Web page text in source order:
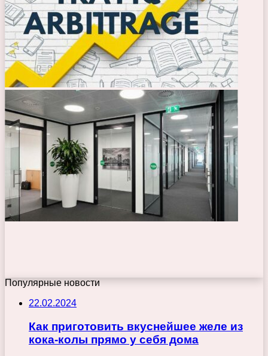
Популярные новости
22.02.2024
Как приготовить вкуснейшее желе из
кока-колы прямо у себя дома